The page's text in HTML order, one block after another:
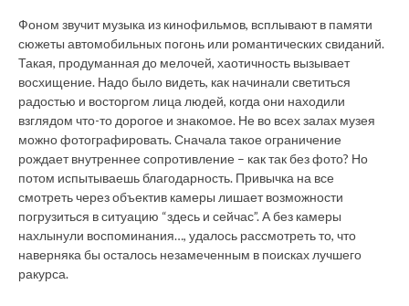
Фоном звучит музыка из кинофильмов, всплывают в памяти
сюжеты автомобильных погонь или романтических свиданий.
Такая, продуманная до мелочей, хаотичность вызывает
восхищение. Надо было видеть, как начинали светиться
радостью и восторгом лица людей, когда они находили
взглядом что-то дорогое и знакомое. Не во всех залах музея
можно фотографировать. Сначала такое ограничение
рождает внутреннее сопротивление – как так без фото? Но
потом испытываешь благодарность. Привычка на все
смотреть через объектив камеры лишает возможности
погрузиться в ситуацию “здесь и сейчас”. А без камеры
нахлынули воспоминания…, удалось рассмотреть то, что
наверняка бы осталось незамеченным в поисках лучшего
ракурса.